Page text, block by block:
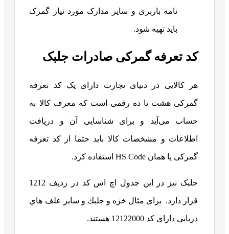
نامه باربری و سایر مدارک مورد نیاز گمرک
باید تهیه شود.
کد تعرفه گمرکی صادرات جلبک
هر کالایی در دنیای تجارت دارای یک کد تعرفه
گمرکی هشت تا ده رقمی است که معرف کالا به
حساب می‌آید و برای شناسایی آن و دریافت
اطلاعات و مشخصات کالا باید حتما از کد تعرفه
گمرکی یا همان HS Code استفاده کرد.
جلبک نیز در این جدول اچ اس کد در ردیف 1212
قرار دارد. برای مثال خزه و جلبك و ساير علف هاي
دريايي دارای کد 12122000 هستند.